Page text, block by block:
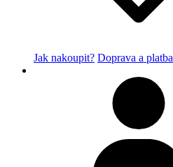
Jak nakoupit? Doprava a platba